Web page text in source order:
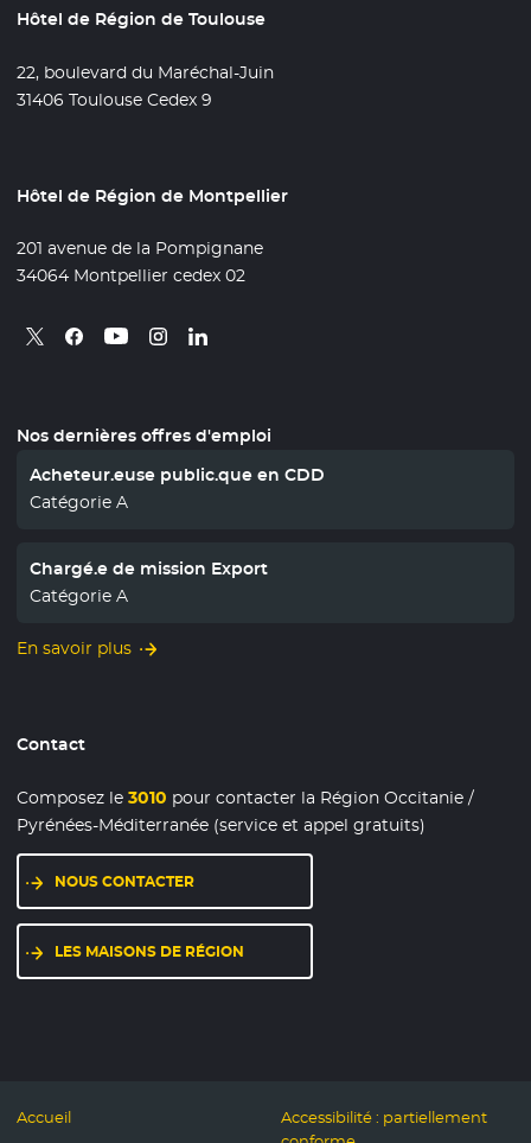
Hôtel de Région de Toulouse
22, boulevard du Maréchal-Juin
31406 Toulouse Cedex 9
Hôtel de Région de Montpellier
201 avenue de la Pompignane
34064 Montpellier cedex 02
Retrouvez nous sur X
- Nouvelle fenêtre
Retrouvez nous sur Facebook
- Nouvelle fenêtre
Retrouvez nous sur Youtube
- Nouvelle fenêtre
Retrouvez nous sur Instagram
- Nouvelle fenêtre
Retrouvez nous sur Linkedin
- Nouvelle fenêtre
Nos dernières offres d'emploi
Acheteur.euse public.que en CDD
Catégorie A
Chargé.e de mission Export
Catégorie A
En savoir plus
Contact
Composez le3010 pour contacter la Région Occitanie /
Pyrénées-Méditerranée (service et appel gratuits)
NOUS CONTACTER
LES MAISONS DE RÉGION
Accueil
Accessibilité : partiellement